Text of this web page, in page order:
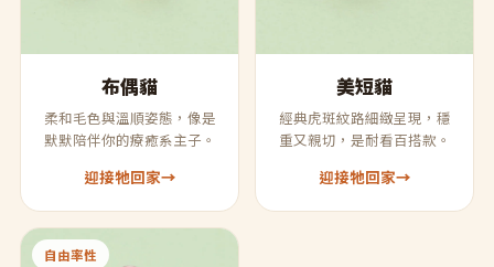
布偶貓
柔和毛色與溫順姿態，像是
默默陪伴你的療癒系主子。
迎接牠回家→
美短貓
經典虎斑紋路細緻呈現，穩
重又親切，是耐看百搭款。
迎接牠回家→
自由率性